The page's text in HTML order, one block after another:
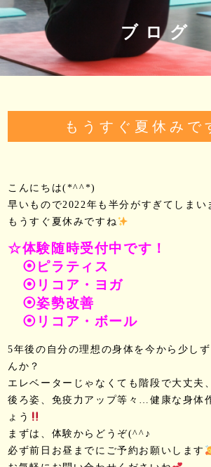
ブログ
もうすぐ夏休みで
こんにちは(*^^*)
早いもので2022年も半分がすぎてしま
もうすぐ夏休みですね
☆体験随時受付中です！
⦿ピラティス
⦿リコア・ヨガ
⦿姿勢改善
⦿リコア・ボール
5年後の自分の理想の身体を今から少し
んか？
エレベーターじゃなくても階段で大丈夫
後ろ姿、免疫力アップ等々…健康な身体
ょう
まずは、体験からどうぞ(^^♪
必ず前日お昼までにご予約お願いします